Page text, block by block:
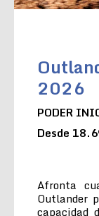
2026
PODER
Desde
Afronta
Outlander
capacidad